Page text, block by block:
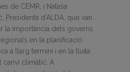
de CEMR, i Nataša
Presidenta d’ALDA, que van
la importància dels governs
en la planificació
a llarg termini i en la lluita
canvi climàtic. A